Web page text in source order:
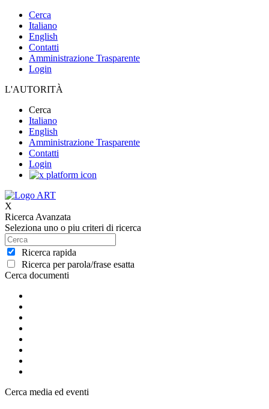
Cerca
Italiano
English
Contatti
Amministrazione Trasparente
Login
L'AUTORITÀ
Cerca
Italiano
English
Amministrazione Trasparente
Contatti
Login
X
Ricerca Avanzata
Seleziona uno o piu criteri di ricerca
Ricerca rapida
Ricerca per parola/frase esatta
Cerca documenti
Cerca media ed eventi